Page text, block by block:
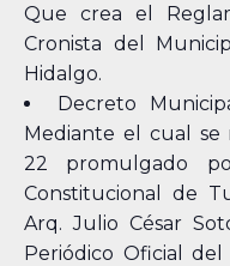
Que crea el
Cronista del
Hidalgo.
Decreto
Mediante el cual
22 promulgado
Constitucional de
Arq. Julio César
Periódico Oficial